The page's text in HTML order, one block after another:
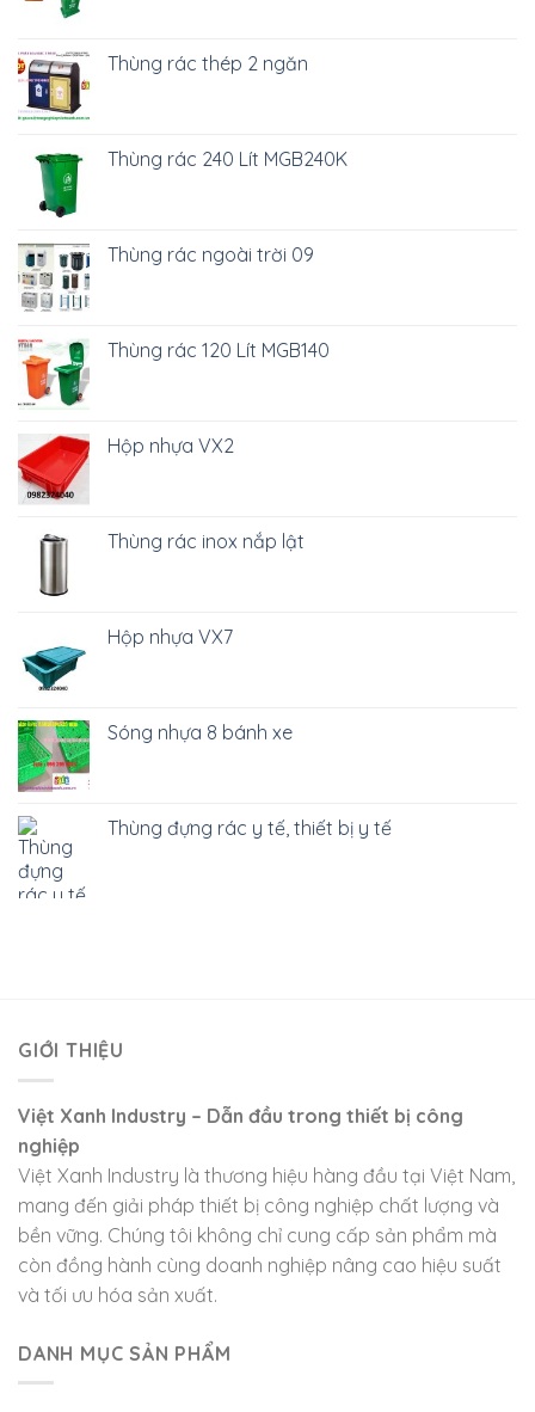
Thùng rác thép 2 ngăn
Thùng rác 240 Lít MGB240K
Thùng rác ngoài trời 09
Thùng rác 120 Lít MGB140
Hộp nhựa VX2
Thùng rác inox nắp lật
Hộp nhựa VX7
Sóng nhựa 8 bánh xe
Thùng đựng rác y tế, thiết bị y tế
GIỚI THIỆU
Việt Xanh Industry – Dẫn đầu trong thiết bị công
nghiệp
Việt Xanh Industry là thương hiệu hàng đầu tại Việt Nam,
mang đến giải pháp thiết bị công nghiệp chất lượng và
bền vững. Chúng tôi không chỉ cung cấp sản phẩm mà
còn đồng hành cùng doanh nghiệp nâng cao hiệu suất
và tối ưu hóa sản xuất.
DANH MỤC SẢN PHẨM